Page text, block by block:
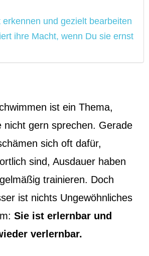
erkennen und gezielt bearbeiten
ihre Macht, wenn Du sie ernst
ist ein Thema,
nicht gern sprechen. Gerade
sich oft dafür,
sind, Ausdauer haben
trainieren. Doch
ist nichts Ungewöhnliches
Sie ist erlernbar und
verlernbar.